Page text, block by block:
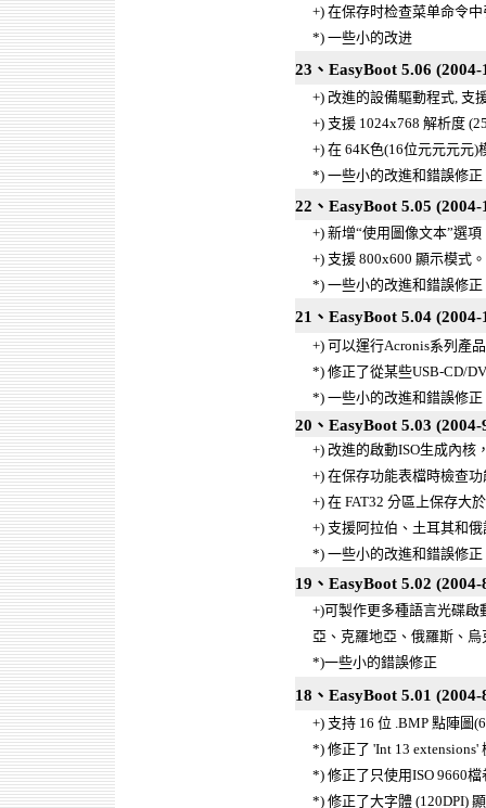
+) 在保存时检查菜单命令
*) 一些小的改进
23、EasyBoot 5.06 (2004-
+) 改進的設備驅動程式, 支
+) 支援 1024x768 解析度
+) 在 64K色(16位元元元元
*) 一些小的改進和錯誤修正
22、EasyBoot 5.05 (2004-
+) 新增“使用圖像文本”選
+) 支援 800x600 顯示模式。
*) 一些小的改進和錯誤修正
21、EasyBoot 5.04 (2004-
+) 可以運行Acronis系列產
*) 修正了從某些USB-CD/
*) 一些小的改進和錯誤修正
20、EasyBoot 5.03 (2004-
+) 改進的啟動ISO生成內核
+) 在保存功能表檔時檢查
+) 在 FAT32 分區上保存大
+) 支援阿拉伯、土耳其和
*) 一些小的改進和錯誤修正
19、EasyBoot 5.02 (2004-
+)可製作更多種語言光碟
亞、克羅地亞、俄羅斯、
*)一些小的錯誤修正
18、EasyBoot 5.01 (2004-
+) 支持 16 位 .BMP 點陣圖
*) 修正了 'Int 13 extensions'
*) 修正了只使用ISO 9660
*) 修正了大字體 (120DPI)